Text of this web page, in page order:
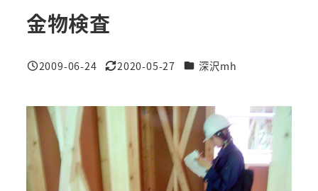
金物検査
投稿日
2009-06-24
更新日
2020-05-27 カテゴリー
深沢mh